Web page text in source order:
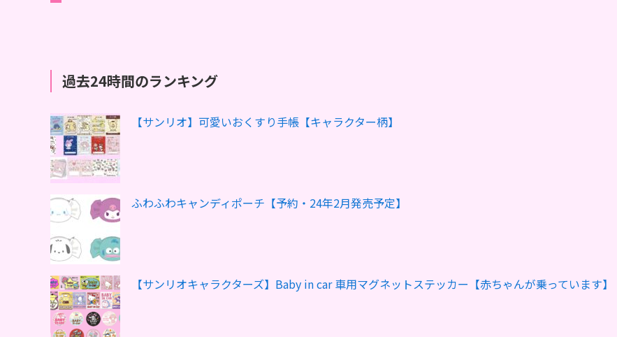
過去24時間のランキング
【サンリオ】可愛いおくすり手帳【キャラクター柄】
ふわふわキャンディポーチ【予約・24年2月発売予定】
【サンリオキャラクターズ】Baby in car 車用マグネットステッカー【赤ちゃんが乗っています】